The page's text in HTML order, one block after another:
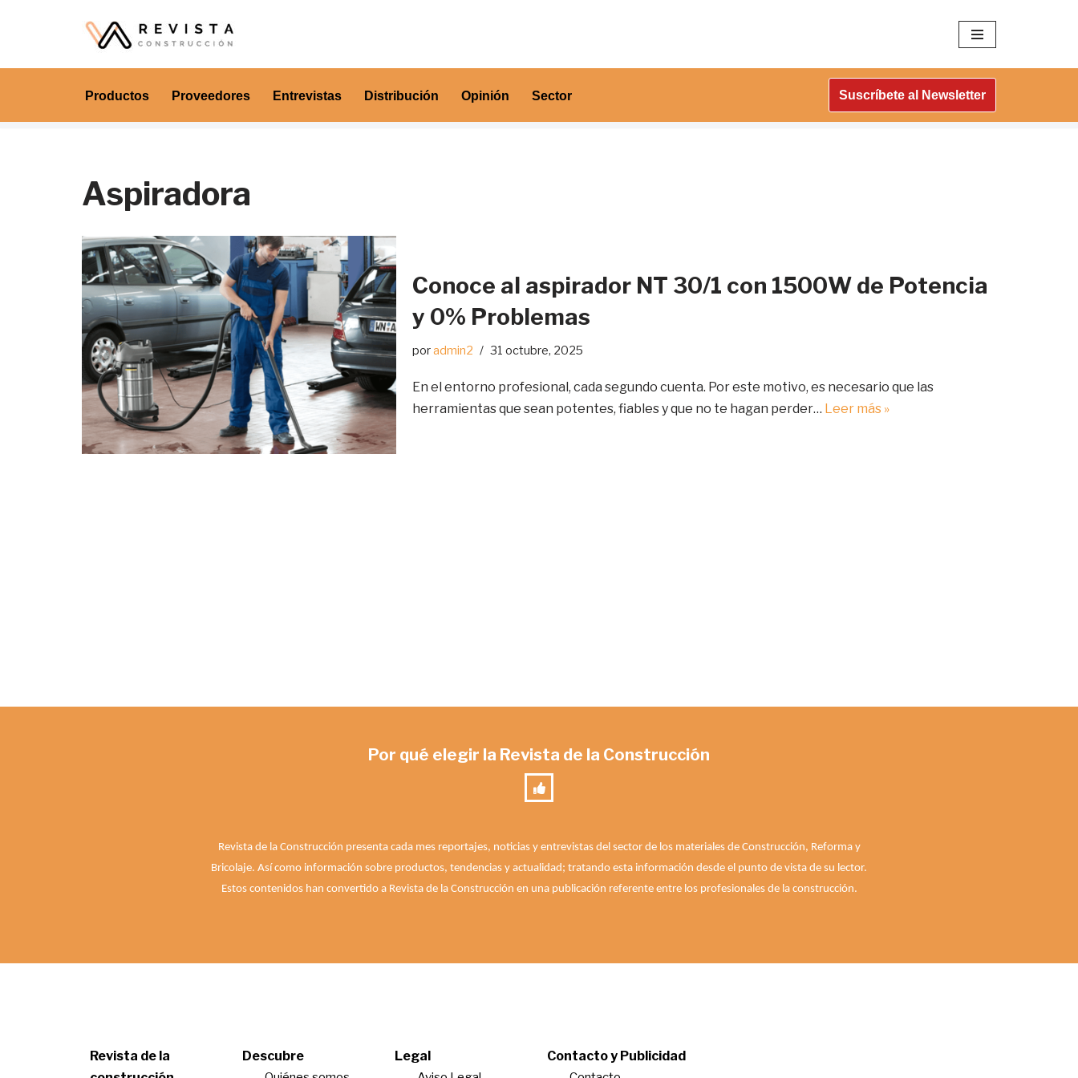
al
Productos Proveedores Entrevistas Distribución Opinión Sector Suscríbete al Newsletter
Aspiradora
Conoce al aspirador NT 30/1 con 1500W de Potencia
y 0% Problemas
poradmin2 31 octubre, 2025
En el entorno profesional, cada segundo cuenta. Por este motivo, es necesario que las
herramientas que sean potentes, fiables y que no te hagan perder… Leer más »
Por qué elegir la Revista de la Construcción
Revista de la Construcción presenta cada mes reportajes, noticias y entrevistas del sector de los materiales de Construcción, Reforma y
Bricolaje. Así como información sobre productos, tendencias y actualidad; tratando esta información desde el punto de vista de su lector.
Estos contenidos han convertido a Revista de la Construcción en una publicación referente entre los profesionales de la construcción.
Revista de la
Descubre Legal Contacto y Publicidad